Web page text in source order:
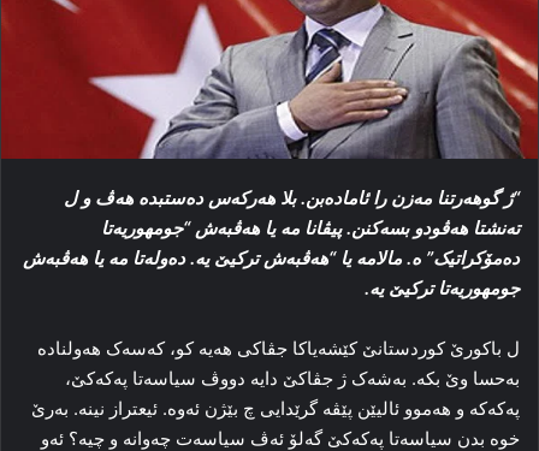
“ژ گوهه‌رتنا مه‌زن را ئاماده‌بن. بلا هه‌رکه‌س ده‌ستبده‌ هه‌ڤ و ل
ته‌نشتا هه‌ڤودو بسه‌کنن. پیڤانا مه‌ یا هه‌ڤبه‌ش “جومهوریه‌تا
ده‌مۆکراتیک” ه‌. مالامه‌ یا “هه‌ڤبه‌ش ترکیێ یه‌. ده‌وله‌تا مه‌ یا هه‌ڤبه‌ش
جومهوریه‌تا ترکیێ یه‌.
ل باکورێ کوردستانێ کێشه‌یاکا جڤاکی هه‌یه‌ کو، که‌سه‌ک هه‌ولناده‌
به‌حسا وێ بکه‌. به‌شه‌ک ژ جڤاکێ دایه‌ دووڤ سیاسه‌تا په‌که‌کێ،
په‌که‌که‌ و هه‌موو ئالیێن پێڤه‌ گرێدایی چ بێژن ئه‌وه‌. ئیعتراز نینه‌. به‌رێ
خوه‌ بدن سیاسه‌تا په‌که‌کێ گه‌لۆ ئه‌ڤ سیاسه‌ت چه‌وانه‌ و چیه‌؟ ئه‌و